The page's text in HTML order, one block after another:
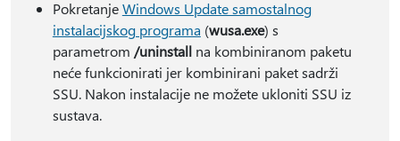
PokretanjeWindows Update samostalnog
instalacijskog programa (wusa.exe) s
parametrom /uninstallna kombiniranom paketu
neće funkcionirati jer kombinirani paket sadrži
SSU. Nakon instalacije ne možete ukloniti SSU iz
sustava.